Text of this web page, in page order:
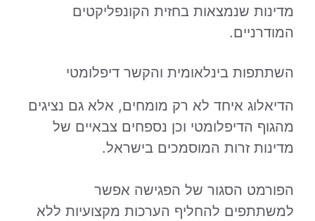
מדינות שנמצאות בחזית הקונפליקטים
המודרניים.
השתתפות בינלאומית והקשר דיפלומטי
הדיאלוג איחד לא רק מומחים, אלא גם נציגים
מהגוף הדיפלומטי וכן נספחים צבאיים של
מדינות זרות המוסמכים בישראל.
הפורמט הסגור של הפגישה אפשר
למשתתפים להחליף הערכות מקצועיות ללא